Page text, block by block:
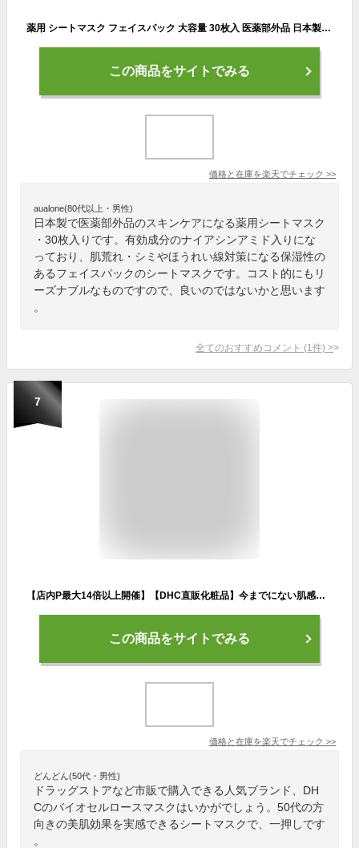
薬用 シートマスク フェイスパック 大容量 30枚入 医薬部外品 日本製 シワ 改善 美白 シミ 肌荒れ 保湿 ほうれい線 ナイアシンアミド ヒアルロン酸 セラミド コラーゲン 50代 デイリー シートパック メディステ
この商品をサイトでみる
価格と在庫を楽天でチェック >>
aualone(80代以上・男性)
日本製で医薬部外品のスキンケアになる薬用シートマスク
・30枚入りです。有効成分のナイアシンアミド入りにな
っており、肌荒れ・シミやほうれい線対策になる保湿性の
あるフェイスパックのシートマスクです。コスト的にもリ
ーズナブルなものですので、良いのではないかと思います
。
全てのおすすめコメント (1 件) >
7
【店内P最大14倍以上開催】【DHC直販化粧品】今までにない肌感触・美肌効果を実感できるスペシャルケアパック DHCバイオセルロースマスク[1枚入]| dhc DHC マスク パック フェイスパック 顔パック シートマスク 美容パック 美容液 美容マスク 基礎化粧品 コスメ フェイスケア
この商品をサイトでみる
価格と在庫を楽天でチェック >>
どんどん(50代・男性)
ドラッグストアなど市販で購入できる人気ブランド、DH
Cのバイオセルロースマスクはいかがでしょう。50代の方
向きの美肌効果を実感できるシートマスクで、一押しです
。